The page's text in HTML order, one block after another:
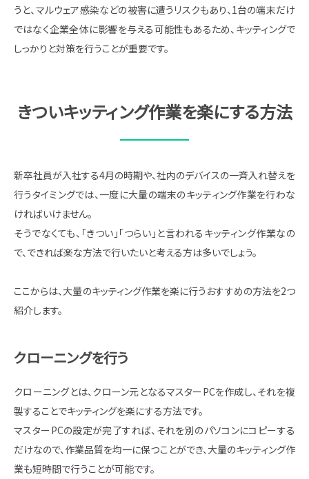
うと、マルウェア感染などの被害に遭うリスクもあり、1台の端末だけ
ではなく企業全体に影響を与える可能性もあるため、キッティングで
しっかりと対策を行うことが重要です。
きついキッティング作業を楽にする方法
新卒社員が入社する4月の時期や、社内のデバイスの一斉入れ替えを
行うタイミングでは、一度に大量の端末のキッティング作業を行わな
ければいけません。
そうでなくても、「きつい」「つらい」と言われるキッティング作業なの
で、できれば楽な方法で行いたいと考える方は多いでしょう。
ここからは、大量のキッティング作業を楽に行うおすすめの方法を2つ
紹介します。
クローニングを行う
クローニングとは、クローン元となるマスターPCを作成し、それを複
製することでキッティングを楽にする方法です。
マスターPCの設定が完了すれば、それを別のパソコンにコピーする
だけなので、作業品質を均一に保つことができ、大量のキッティング作
業も短時間で行うことが可能です。